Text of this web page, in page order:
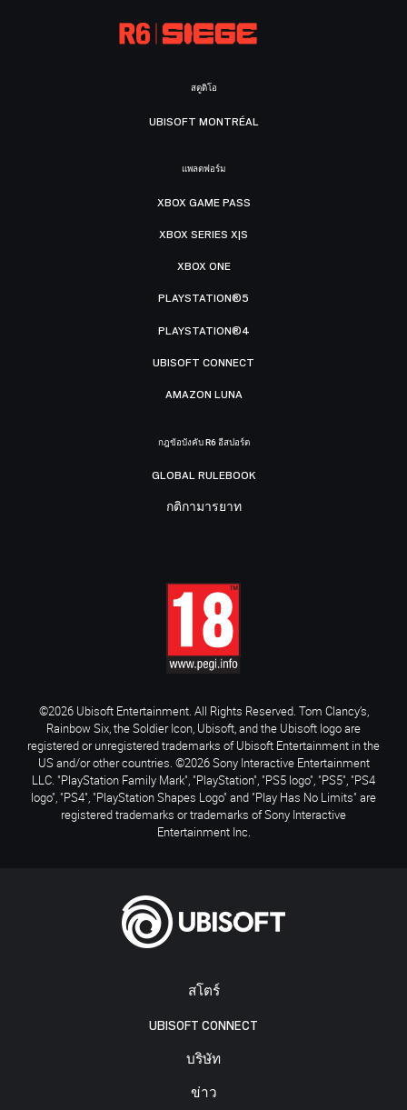
สโตร์
UBISOFT CONNECT
บริษัท
ข่าว
สตูดิโอ
UBISOFT MONTRÉAL
แพลตฟอร์ม
XBOX GAME PASS
XBOX SERIES X|S
XBOX ONE
PLAYSTATION®5
PLAYSTATION®4
UBISOFT CONNECT
AMAZON LUNA
กฎข้อบังคับ R6 อีสปอร์ต
GLOBAL RULEBOOK
กติกามารยาท
©2026 Ubisoft Entertainment. All Rights Reserved. Tom Clancy’s,
Rainbow Six, the Soldier Icon, Ubisoft, and the Ubisoft logo are
registered or unregistered trademarks of Ubisoft Entertainment in the
US and/or other countries. ©2026 Sony Interactive Entertainment
LLC. "PlayStation Family Mark", "PlayStation", "PS5 logo", "PS5", "PS4
logo", "PS4", "PlayStation Shapes Logo" and "Play Has No Limits" are
registered trademarks or trademarks of Sony Interactive
Entertainment Inc.